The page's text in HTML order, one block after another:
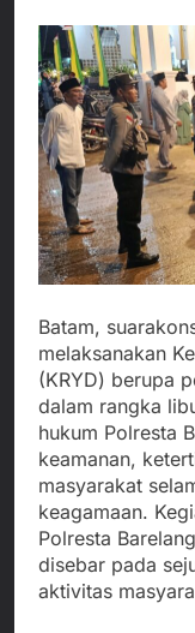
Batam,
melaksanakan
(KRYD) berupa
dalam rangka
hukum Polresta
keamanan,
masyarakat
keagamaan.
Polresta
disebar pada
aktivitas